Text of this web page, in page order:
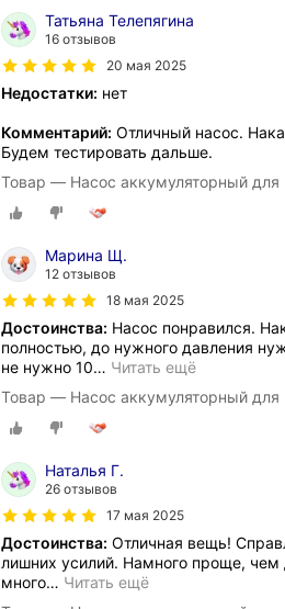
Татьяна Телепягина
16 отзывов
20 мая 2025
Недостатки: нет
Комментарий: Отличный насос.
Будем тестировать дальше.
Товар — Насос аккумуляторный для
Марина Щ.
12 отзывов
18 мая 2025
Достоинства: Насос понравился.
полностью, до нужного давления
не нужно 10… Читать ещё
Товар — Насос аккумуляторный для
Наталья Г.
26 отзывов
17 мая 2025
Достоинства: Отличная вещь!
лишних усилий. Намного проще,
много… Читать ещё